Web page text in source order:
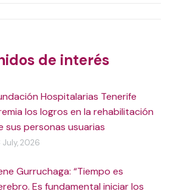
de interés
Hospitalarias Tenerife
los logros en la rehabilitación
sus personas usuarias
July, 2026
Gurruchaga: “Tiempo es
Es fundamental iniciar los